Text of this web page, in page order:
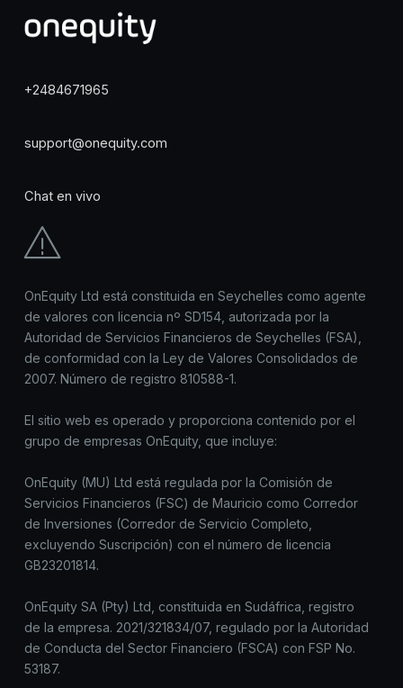
+2484671965
support@onequity.com
Chat en vivo
OnEquity Ltd está constituida en Seychelles como agente
de valores con licencia nº SD154, autorizada por la
Autoridad de Servicios Financieros de Seychelles (FSA),
de conformidad con la Ley de Valores Consolidados de
2007. Número de registro 810588-1.
El sitio web es operado y proporciona contenido por el
grupo de empresas OnEquity, que incluye:
OnEquity (MU) Ltd está regulada por la Comisión de
Servicios Financieros (FSC) de Mauricio como Corredor
de Inversiones (Corredor de Servicio Completo,
excluyendo Suscripción) con el número de licencia
GB23201814.
OnEquity SA (Pty) Ltd, constituida en Sudáfrica, registro
de la empresa. 2021/321834/07, regulado por la Autoridad
de Conducta del Sector Financiero (FSCA) con FSP No.
53187.